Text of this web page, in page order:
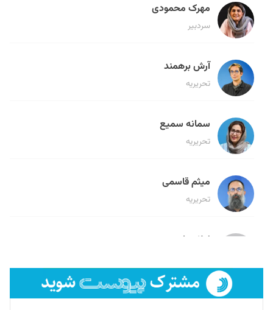
مهرک محمودی
سردبیر
آرش برهمند
تحریریه
سمانه سمیع
تحریریه
میثم قاسمی
تحریریه
لیلا حنارود
فائزه فتحی رستمی